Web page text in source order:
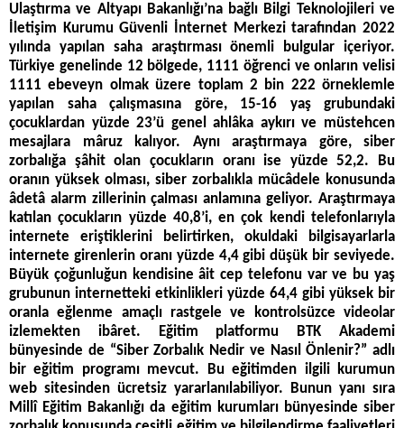
Ulaştırma ve Altyapı Bakanlığı’na bağlı Bilgi Teknolojileri ve
İletişim Kurumu Güvenli İnternet Merkezi tarafından 2022
yılında yapılan saha araştırması önemli bulgular içeriyor.
Türkiye genelinde 12 bölgede, 1111 öğrenci ve onların velisi
1111 ebeveyn olmak üzere toplam 2 bin 222 örneklemle
yapılan saha çalışmasına göre, 15-16 yaş grubundaki
çocuklardan yüzde 23’ü genel ahlâka aykırı ve müstehcen
mesajlara mâruz kalıyor. Aynı araştırmaya göre, siber
zorbalığa şâhit olan çocukların oranı ise yüzde 52,2. Bu
oranın yüksek olması, siber zorbalıkla mücâdele konusunda
âdetâ alarm zillerinin çalması anlamına geliyor. Araştırmaya
katılan çocukların yüzde 40,8’i, en çok kendi telefonlarıyla
internete eriştiklerini belirtirken, okuldaki bilgisayarlarla
internete girenlerin oranı yüzde 4,4 gibi düşük bir seviyede.
Büyük çoğunluğun kendisine âit cep telefonu var ve bu yaş
grubunun internetteki etkinlikleri yüzde 64,4 gibi yüksek bir
oranla eğlenme amaçlı rastgele ve kontrolsüzce videolar
izlemekten ibâret. Eğitim platformu BTK Akademi
bünyesinde de “Siber Zorbalık Nedir ve Nasıl Önlenir?” adlı
bir eğitim programı mevcut. Bu eğitimden ilgili kurumun
web sitesinden ücretsiz yararlanılabiliyor. Bunun yanı sıra
Millî Eğitim Bakanlığı da eğitim kurumları bünyesinde siber